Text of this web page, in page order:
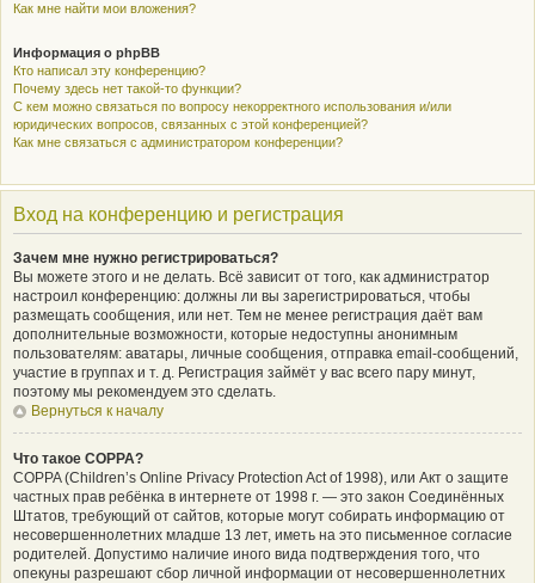
Как мне найти мои вложения?
Информация о phpBB
Кто написал эту конференцию?
Почему здесь нет такой-то функции?
С кем можно связаться по вопросу некорректного использования и/или
юридических вопросов, связанных с этой конференцией?
Как мне связаться с администратором конференции?
Вход на конференцию и регистрация
Зачем мне нужно регистрироваться?
Вы можете этого и не делать. Всё зависит от того, как администратор
настроил конференцию: должны ли вы зарегистрироваться, чтобы
размещать сообщения, или нет. Тем не менее регистрация даёт вам
дополнительные возможности, которые недоступны анонимным
пользователям: аватары, личные сообщения, отправка email-сообщений,
участие в группах и т. д. Регистрация займёт у вас всего пару минут,
поэтому мы рекомендуем это сделать.
Вернуться к началу
Что такое COPPA?
COPPA (Children’s Online Privacy Protection Act of 1998), или Акт о защите
частных прав ребёнка в интернете от 1998 г. — это закон Соединённых
Штатов, требующий от сайтов, которые могут собирать информацию от
несовершеннолетних младше 13 лет, иметь на это письменное согласие
родителей. Допустимо наличие иного вида подтверждения того, что
опекуны разрешают сбор личной информации от несовершеннолетних